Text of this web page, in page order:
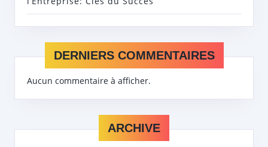
DERNIERS COMMENTAIRES
Aucun commentaire à afficher.
ARCHIVE